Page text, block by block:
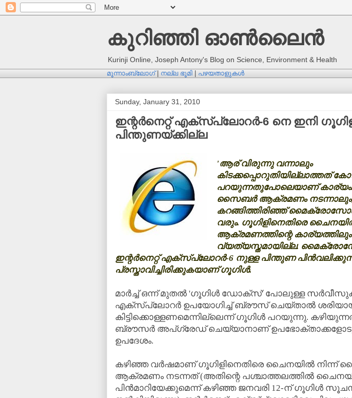
കുറിഞ്ഞി ഓണ്‍ലൈന്‍
Kurinji Online, Joseph Antony's Blog on Science, Environment & Health
മൂന്നാംബ്ലോഗ്| നല്ല ഭൂമി പഴയതാളുകള്‍
Sunday, January 31, 2010
ഇന്റര്‍നെറ്റ് എക്‌സ്‌പ്ലോറര്‍-6 നെ ഇനി
പിന്തുണയ്ക്കില്ല
'ആര് വിരുന്നു വന്നാലും
കിടക്കപ്പൊറുതിയില്ലാത്തത്
പറയുന്നതുപോലെയാണ് കാര്യം.
സൈബര്‍ ആക്രമണം
കറങ്ങിത്തിരിഞ്ഞ്
വരും. ഗൂഗിളിനെതിരെ
ആക്രമണത്തിന്റെ
വ്യത്യസ്തമായില്ല.
ഇന്റര്‍നെറ്റ് എക്‌സ്‌പ്ലോറര്‍-6 നുള്ള പിന്തുണ
പ്രസ്താവിച്ചിരിക്കുകയാണ് ഗൂഗിള്‍.
മാര്‍ച്ച് ഒന്ന് മുതല്‍ 'ഗൂഗിള്‍ ഡോക്‌സ്' പോലുള്ള
എക്‌സ്‌പ്ലോറര്‍ ഉപയോഗിച്ച് ബ്രൗസ് ചെയ്താല്‍
കിട്ടിക്കൊള്ളണമെന്നില്ലെന്ന് ഗൂഗിള്‍ പറയുന്നു.
ബ്രൗസര്‍ അപ്‌ഗ്രേഡ് ചെയ്യാനാണ്
ഉപദേശം.
കഴിഞ്ഞ വര്‍ഷമാണ് ഗൂഗിളിനെതിരെ ചൈനയില്‍ നിന്ന്
ആക്രമണം നടന്നത് (അതിന്റെ പശ്ചാത്തലത്തില്‍
പിന്‍മാറിയേക്കുമെന്ന് കഴിഞ്ഞ ജനവരി 12-ന് ഗൂഗിള്‍